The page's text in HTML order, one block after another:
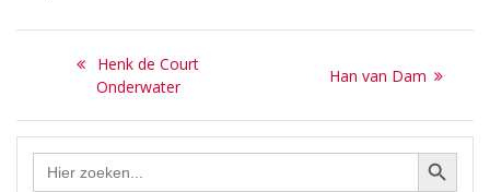
Meer informatie: Wikipedia
| De Valk Lexicon | DBNL
en onderstaande berichten
op deze site.
Bericht
navigatie
Previous
post:
Henk de Court
Onderwater
Next
Han van Dam
Zoek Zoekknop